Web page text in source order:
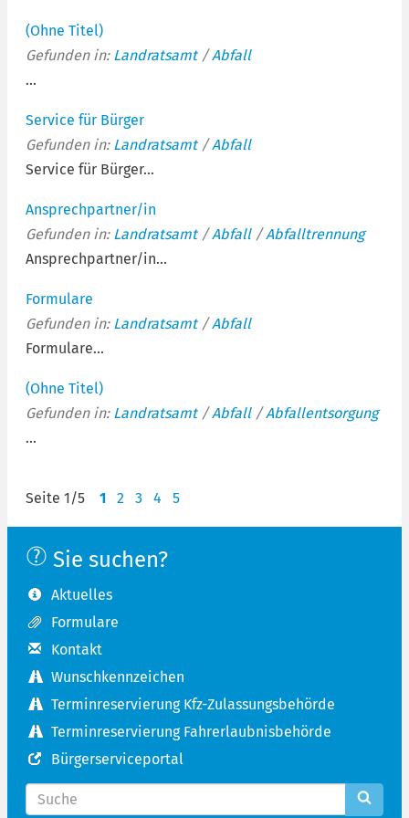
(Ohne Titel)
Gefunden in: Landratsamt/Abfall
...
Service für Bürger
Gefunden in: Landratsamt/Abfall
Service für Bürger...
Ansprechpartner/in
Gefunden in: Landratsamt/Abfall/Abfalltrennung
Ansprechpartner/in...
Formulare
Gefunden in: Landratsamt/Abfall
Formulare...
(Ohne Titel)
Gefunden in: Landratsamt/Abfall/Abfallentsorgung
...
Seite 1/5 1 2 3 4 5
Sie suchen?
Aktuelles
Formulare
Kontakt
Wunschkennzeichen
Terminreservierung Kfz-Zulassungsbehörde
Terminreservierung Fahrerlaubnisbehörde
Bürgerserviceportal